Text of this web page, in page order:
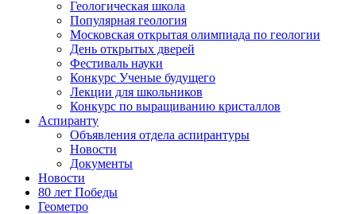
Геологическая школа
Популярная геология
Московская открытая олимпиада по геологии
День открытых дверей
Фестиваль науки
Конкурс Ученые будущего
Лекции для школьников
Конкурс по выращиванию кристаллов
Аспиранту
Объявления отдела аспирантуры
Новости
Документы
Новости
80 лет Победы
Геометро